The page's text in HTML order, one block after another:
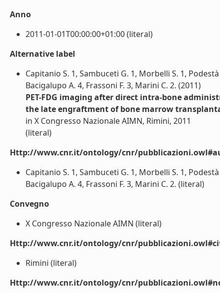
Anno
2011-01-01T00:00:00+01:00 (literal)
Alternative label
Capitanio S. 1, Sambuceti G. 1, Morbelli S. 1,
Bacigalupo A. 4, Frassoni F. 3, Marini C. 2. (2011)
PET-FDG imaging after direct intra-bone
the late engraftment of bone marrow
in X Congresso Nazionale AIMN, Rimini, 2011
(literal)
Http://www.cnr.it/ontology/cnr/
Capitanio S. 1, Sambuceti G. 1, Morbelli S. 1,
Bacigalupo A. 4, Frassoni F. 3, Marini C. 2. (literal)
Convegno
X Congresso Nazionale AIMN (literal)
Http://www.cnr.it/ontology/cnr/
Rimini (literal)
Http://www.cnr.it/ontology/cnr/